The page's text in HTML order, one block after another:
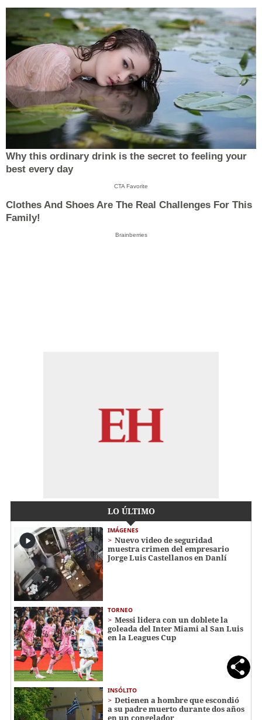
Why this ordinary drink is the secret to feeling your
best every day
CTA Favorite
Clothes And Shoes Are The Real Challenges For This
Family!
Brainberries
LO ÚLTIMO
IMÁGENES
Nuevo video de seguridad
muestra crimen del empresario
Jorge Luis Castellanos en Danlí
TORNEO
Messi lidera con un doblete la
goleada del Inter Miami al San Luis
en la Leagues Cup
INSÓLITO
Detienen a hombre que escondió
a su padre muerto durante dos años
en un congelador